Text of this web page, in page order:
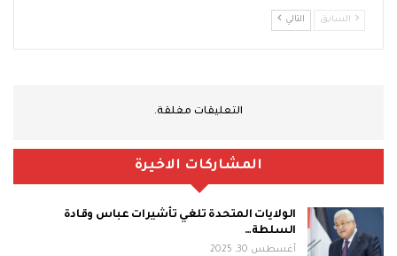
السابق التالي
التعليقات مغلقة.
المشاركات الاخيرة
الولايات المتحدة تلغي تأشيرات عباس وقادة
السلطة…
أغسطس 30, 2025